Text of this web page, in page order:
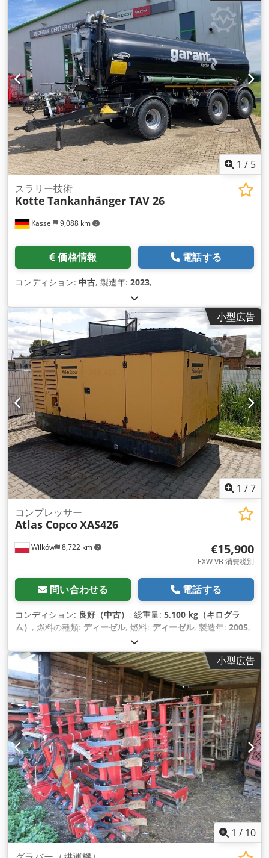
1 / 5
Kassel 9,088 km
スラリー技術
Kotte Tankanhänger TAV 26
価格情報 電話する
コンディション: 中古, 製造年: 2023,
小型広告
1 /7
Wilków 8,722 km
コンプレッサー
Atlas CopcoXAS426
€15,900
EXW VB 消費税別
問い合わせる 電話する
コンディション: 良好（中古） , 総重量: 5,100 kg（キログラ
ム） , 燃料の種類: ディーゼル, 燃料: ディーゼル, 製造年: 2005,
製造 - アトラスコプコ タイプ - XAS426 Csdpfxst Srw Ao Ad
Isha 製造番号 - ya3-062854-50542371 年式 - 2005年 出力
（kW） - 166 ポンプ(m3/min) - 25 CIS (bar) - 7
小型広告
1 / 10